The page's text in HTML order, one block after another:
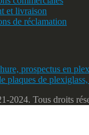
et livraison
de réclamation
prospectus en
plaques de
2024. Tous droits